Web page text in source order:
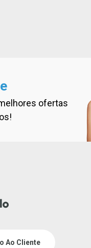
na nossa
ofertas
Ao Cliente